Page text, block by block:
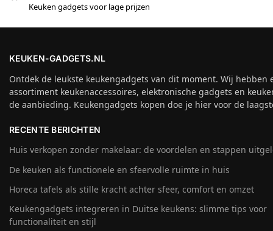
Keuken gadgets voor lage prijzen
KEUKEN-GADGETS.NL
Ontdek de leukste keukengadgets van dit moment. Wij hebben
assortiment keukenaccessoires, elektronische gadgets en
de aanbieding. Keukengadgets kopen doe je hier voor de
RECENTE BERICHTEN
Huis verkopen zonder makelaar: de voordelen en stappen
De keuken als functionele en sfeervolle ruimte in huis
Horeca tafels als stille kracht achter sfeer, comfort en omzet
Keukengadgets integreren in Duitse keukens: slimme tips voor
functionaliteit en stijl